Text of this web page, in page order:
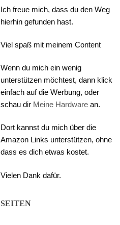
Ich freue mich, dass du den Weg
hierhin gefunden hast.
Viel spaß mit meinem Content
Wenn du mich ein wenig
unterstützen möchtest, dann klick
einfach auf die Werbung, oder
schau dir Meine Hardware an.
Dort kannst du mich über die
Amazon Links unterstützen, ohne
dass es dich etwas kostet.
Vielen Dank dafür.
SEITEN